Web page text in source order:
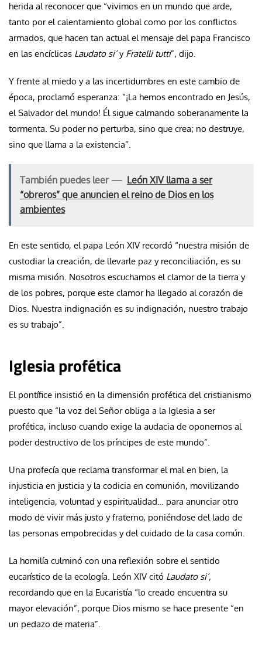
herida al reconocer que “vivimos en un mundo que arde,
tanto por el calentamiento global como por los conflictos
armados, que hacen tan actual el mensaje del papa Francisco
en las encíclicas Laudato si’y Fratelli tutti”, dijo.
Y frente al miedo y a las incertidumbres en este cambio de
época, proclamó esperanza: “¡La hemos encontrado en Jesús,
el Salvador del mundo! Él sigue calmando soberanamente la
tormenta. Su poder no perturba, sino que crea; no destruye,
sino que llama a la existencia”.
También puedes leer — León XIV llama a ser
“obreros” que anuncien el reino de Dios en los
ambientes
En este sentido, el papa León XIV recordó “nuestra misión de
custodiar la creación, de llevarle paz y reconciliación, es su
misma misión. Nosotros escuchamos el clamor de la tierra y
de los pobres, porque este clamor ha llegado al corazón de
Dios. Nuestra indignación es su indignación, nuestro trabajo
es su trabajo”.
Iglesia profética
El pontífice insistió en la dimensión profética del cristianismo
puesto que “la voz del Señor obliga a la Iglesia a ser
profética, incluso cuando exige la audacia de oponernos al
poder destructivo de los príncipes de este mundo”.
Una profecía que reclama transformar el mal en bien, la
injusticia en justicia y la codicia en comunión, movilizando
inteligencia, voluntad y espiritualidad… para anunciar otro
modo de vivir más justo y fraterno, poniéndose del lado de
las personas empobrecidas y del cuidado de la casa común.
La homilía culminó con una reflexión sobre el sentido
eucarístico de la ecología. León XIV citó Laudato si’,
recordando que en la Eucaristía “lo creado encuentra su
mayor elevación”, porque Dios mismo se hace presente “en
un pedazo de materia”.